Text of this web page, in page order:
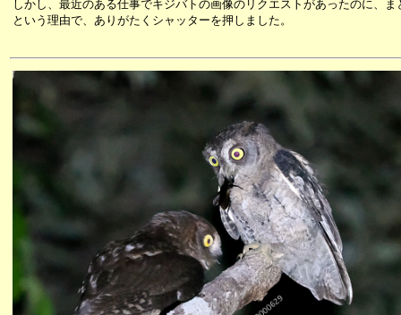
しかし、最近のある仕事でキジバトの画像のリクエストがあったのに、
という理由で、ありがたくシャッターを押しました。